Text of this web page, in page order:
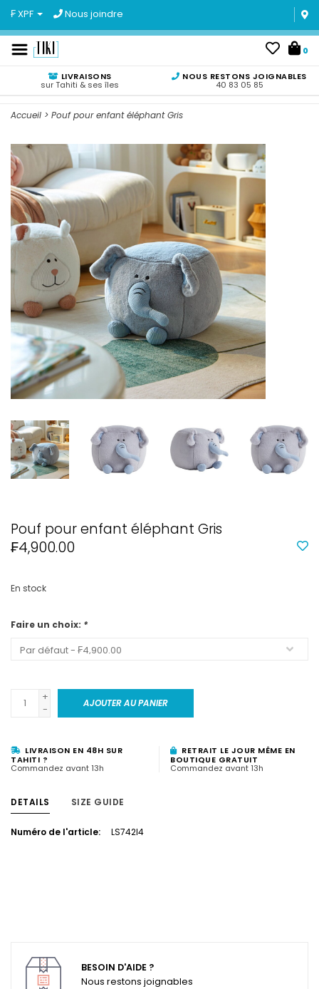
₣ XPF Nous joindre
0
LIVRAISONS
sur Tahiti & ses îles
NOUS RESTONS JOIGNABLES
40 83 05 85
Accueil > Pouf pour enfant éléphant Gris
Pouf pour enfant éléphant Gris
₣4,900.00
En stock
Faire un choix: *
+
-
AJOUTER AU PANIER
LIVRAISON EN 48H SUR
TAHITI ?
Commandez avant 13h
RETRAIT LE JOUR MÊME EN
BOUTIQUE GRATUIT
Commandez avant 13h
DETAILS SIZE GUIDE
Numéro de l'article: LS742I4
BESOIN D'AIDE ?
Nous restons joignables